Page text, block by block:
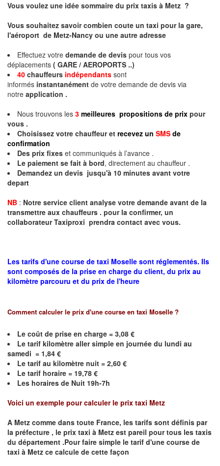
Vous voulez une idée sommaire du prix taxis à Metz ?
Vous souhaitez savoir combien coute un taxi pour la gare,
l'aéroport de Metz-Nancy ou une autre adresse
Effectuez votre demande de devis pour tous vos
déplacements ( GARE / AEROPORTS ..)
40 chauffeurs indépendants sont
informés instantanément de votre demande de devis via
notre application .
Nous trouvons les 3 meilleures propositions de prix pour
vous .
Choisissez votre chauffeur et recevez un SMS de
confirmation
Des prix fixes et communiqués à l’avance .
Le paiement se fait à bord, directement au chauffeur .
Demandez un devis jusqu'à 10 minutes avant votre
depart
NB : Notre service client analyse votre demande avant de la
transmettre aux chauffeurs . pour la confirmer, un
collaborateur Taxiproxi prendra contact avec vous.
Les tarifs d'une course de taxi Moselle sont réglementés. Ils
sont composés de la prise en charge du client, du prix au
kilomètre parcouru et du prix de l'heure
Comment calculer le prix d'une course en taxi Moselle ?
Le coût de prise en charge = 3,08 €
Le tarif kilomètre aller simple en journée du lundi au
samedi = 1,84 €
Le tarif au kilomètre nuit = 2,60 €
Le tarif horaire = 19,78 €
Les horaires de Nuit 19h-7h
Voici un exemple pour calculer le prix taxi Metz
A Metz comme dans toute France, les tarifs sont définis par
la préfecture , le prix taxi à Metz est pareil pour tous les taxis
du département .Pour faire simple le tarif d'une course de
taxi à Metz ce calcule de cette façon